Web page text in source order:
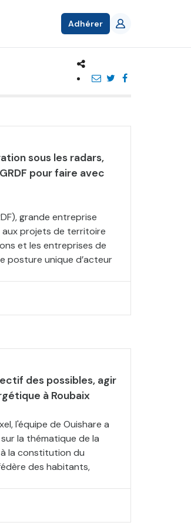
Adhérer
sous les radars,
pour faire avec
grande entreprise
projets de territoire
et les entreprises de
posture unique d’acteur
des possibles, agir
à Roubaix
l'équipe de Ouishare a
la thématique de la
la constitution du
des habitants,